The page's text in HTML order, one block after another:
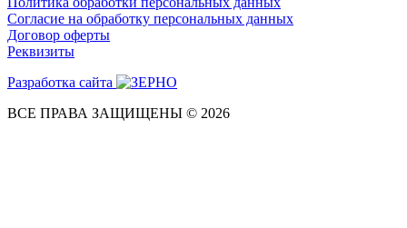
Согласие на обработку персональных данных
Договор оферты
Реквизиты
Разработка сайта
ВСЕ ПРАВА ЗАЩИЩЕНЫ © 2026